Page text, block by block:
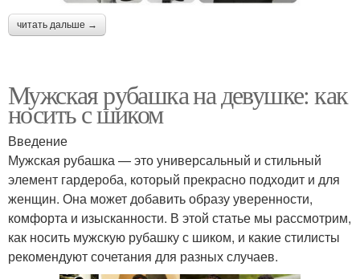
читать дальше →
Мужская рубашка на девушке: как
носить с шиком
Введение
Мужская рубашка — это универсальный и стильный
элемент гардероба, который прекрасно подходит и для
женщин. Она может добавить образу уверенности,
комфорта и изысканности. В этой статье мы рассмотрим,
как носить мужскую рубашку с шиком, и какие стилисты
рекомендуют сочетания для разных случаев.